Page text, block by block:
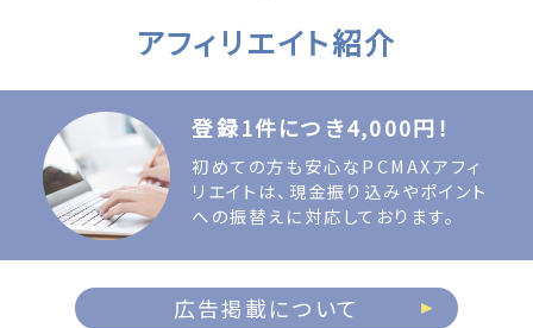
アフィリエイト紹介
登録1件につき4,000円！
初めての方も安心なPCMAXアフィ
リエイトは、現金振り込みやポイント
への振替えに対応しております。
広告掲載について